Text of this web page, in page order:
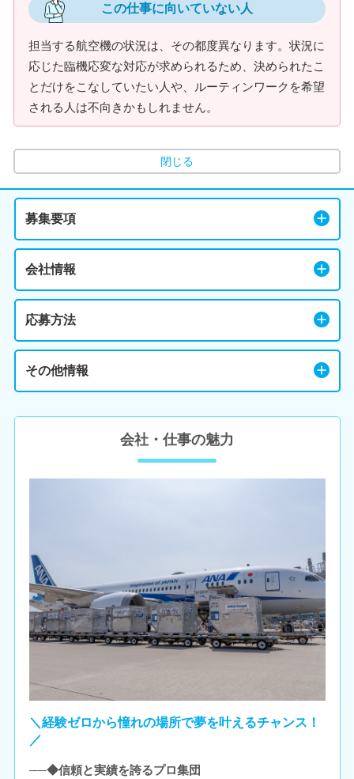
この仕事に向いていない人
担当する航空機の状況は、その都度異なります。状況に
応じた臨機応変な対応が求められるため、決められたこ
とだけをこなしていたい人や、ルーティンワークを希望
される人は不向きかもしれません。
閉じる
募集要項
会社情報
応募方法
その他情報
会社・仕事の魅力
＼経験ゼロから憧れの場所で夢を叶えるチャンス！
／
──◆信頼と実績を誇るプロ集団